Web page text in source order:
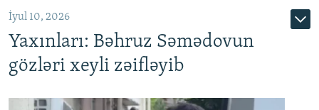
İyul 10, 2026
Yaxınları: Bəhruz Səmədovun
gözləri xeyli zəifləyib